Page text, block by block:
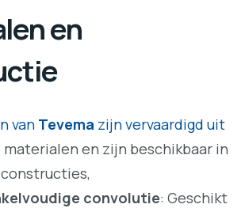
en
van Tevema zijn vervaardigd uit
materialen en zijn beschikbaar in
convolutie: Geschikt